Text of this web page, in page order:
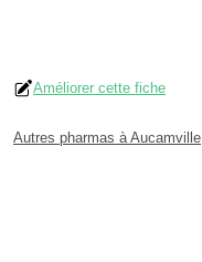
Améliorer cette fiche
Autres pharmas à Aucamville